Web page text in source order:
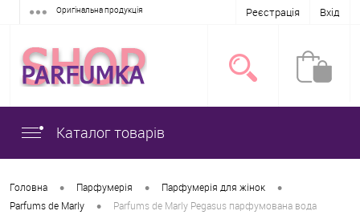
Оригінальна продукція Реєстрація Вхід
Каталог товарів
Головна • Парфумерія • Парфумерія для жінок •
Parfums de Marly • Parfums de Marly Pegasus парфумована вода